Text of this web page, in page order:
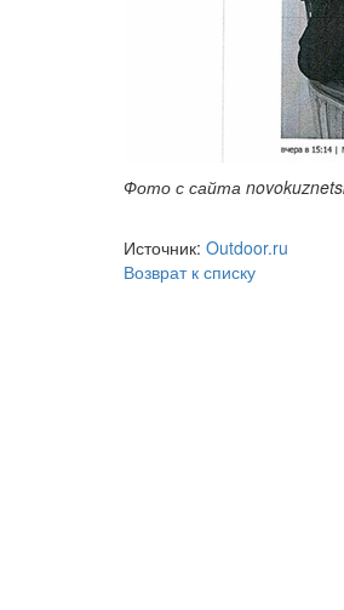
Фото с сайта
Источник: Outdoor.ru
Возврат к списку